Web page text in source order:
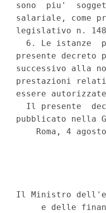
sono  piu'
salariale, come
legislativo n.
6. Le istanze
presente decreto
successivo alla
prestazioni
essere
Il presente
pubblicato nella
Roma, 4
Il Ministro
e delle